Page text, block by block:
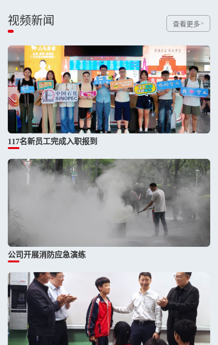
视频新闻 查看更多
117名新员工完成入职报到
公司开展消防应急演练